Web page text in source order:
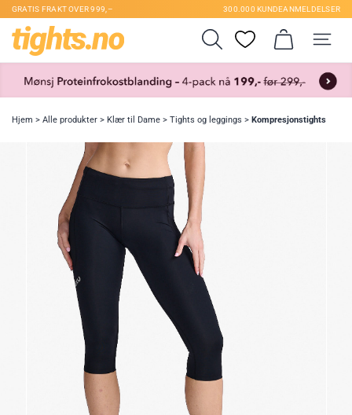
GRATIS FRAKT OVER 999,– 300.000 KUNDEANMELDELSER
Hjem > Alle produkter > Klær til Dame > Tights og leggings > Kompresjonstights